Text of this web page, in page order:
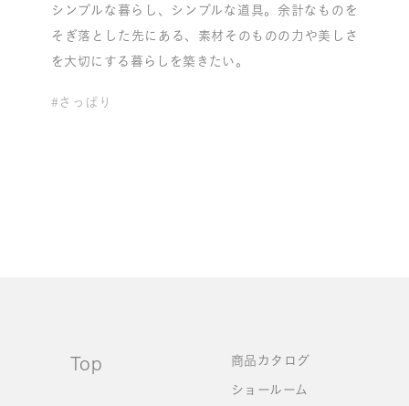
シンプルな暮らし、シンプルな道具。余計なものを
そぎ落とした先にある、素材そのものの力や美しさ
を大切にする暮らしを築きたい。
#さっぱり
Top
商品カタログ
ショールーム